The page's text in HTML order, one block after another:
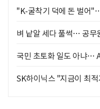
"K-굴착기 덕에 돈 벌어
벼 낱알 세다 풀썩… 공무
국민 초토화 일도 아냐…
SK하이닉스 "지금이 최